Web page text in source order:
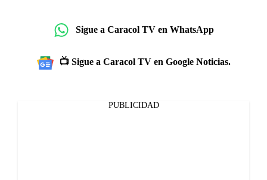
Sigue a Caracol TV en WhatsApp
📺 Sigue a Caracol TV en Google Noticias.
PUBLICIDAD